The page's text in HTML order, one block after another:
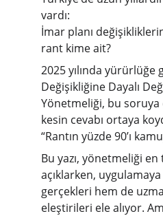
vardı:
İmar planı
rant kime ait?
2025 yılında yürürlüğe
Değişikliğine Dayalı
Yönetmeliği, bu
kesin cevabı ortaya
“Rantın yüzde 90’ı
Bu yazı, yönetmeliği
açıklarken,
gerçekleri hem de
eleştirileri ele alıyor.